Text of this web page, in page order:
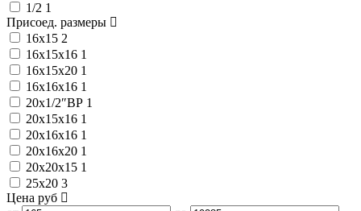
1/2 1
Присоед. размеры
16x15 2
16x15x16 1
16x15x20 1
16x16x16 1
20x1/2″ВР 1
20x15x16 1
20x16x16 1
20x16x20 1
20x20x15 1
25x20 3
Цена руб